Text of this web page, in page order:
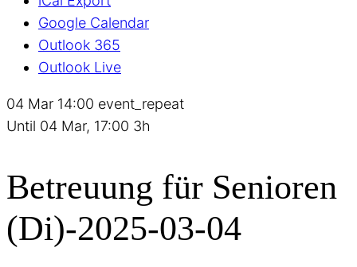
Google Calendar
Outlook 365
Outlook Live
04 Mar 14:00 event_repeat
Until 04 Mar, 17:00 3h
Betreuung für Senioren
(Di)-2025-03-04